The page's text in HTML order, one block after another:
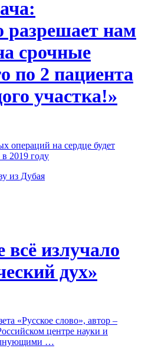
разрешает нам
срочные
по 2 пациента
участка!»
операций на сердце будет
2019 году
из Дубая
всё излучало
дух»
«Русское слово», автор –
центре науки и
…